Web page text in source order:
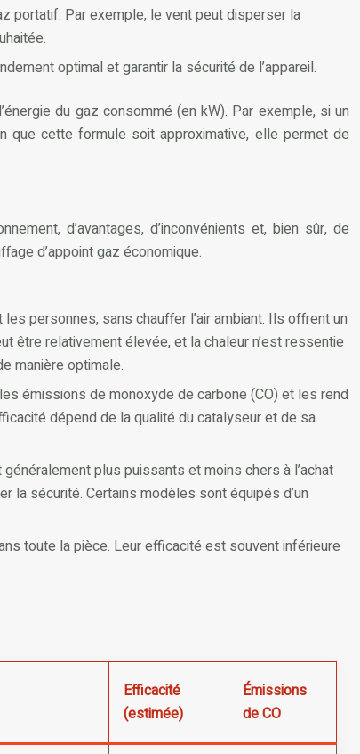
portatif. Par exemple, le vent peut disperser la
optimal et garantir la sécurité de l’appareil.
du gaz consommé (en kW). Par exemple, si un
que cette formule soit approximative, elle permet de
d’avantages, d’inconvénients et, bien sûr, de
d’appoint gaz économique.
personnes, sans chauffer l’air ambiant. Ils offrent un
être relativement élevée, et la chaleur n’est ressentie
manière optimale.
émissions de monoxyde de carbone (CO) et les rend
dépend de la qualité du catalyseur et de sa
plus puissants et moins chers à l’achat
la sécurité. Certains modèles sont équipés d’un
toute la pièce. Leur efficacité est souvent inférieure
Efficacité
(estimée)
Émissions
de CO